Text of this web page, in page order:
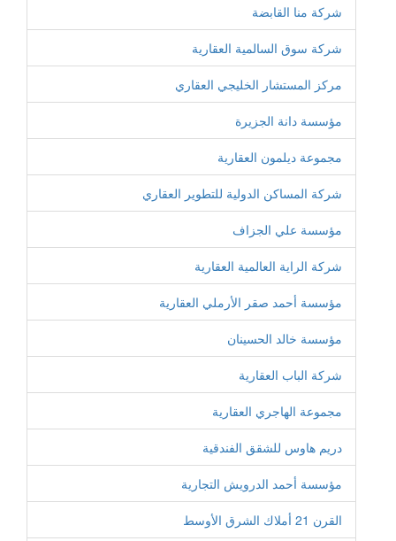
شركة منا القابضة
شركة سوق السالمية العقارية
مركز المستشار الخليجي العقاري
مؤسسة دانة الجزيرة
مجموعة ديلمون العقارية
شركة المساكن الدولية للتطوير العقاري
مؤسسة علي الجزاف
شركة الراية العالمية العقارية
مؤسسة أحمد صقر الأرملي العقارية
مؤسسة خالد الحسينان
شركة الباب العقارية
مجموعة الهاجري العقارية
دريم هاوس للشقق الفندقية
مؤسسة أحمد الدرويش التجارية
القرن 21 أملاك الشرق الأوسط